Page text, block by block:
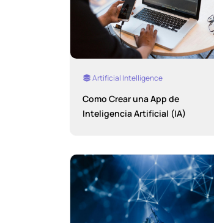
Artificial Intelligence
Como Crear una App de
Inteligencia Artificial (IA)